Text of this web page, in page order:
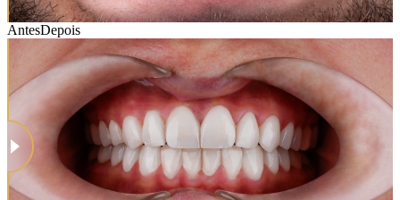
AntesDepois